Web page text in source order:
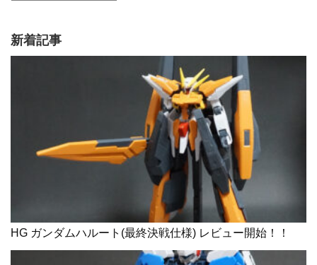
新着記事
HG ガンダムハルート(最終決戦仕様) レビュー開始！！